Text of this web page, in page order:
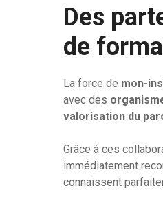
Des
de
La force de mon-
avec des
valorisation du
Grâce à ces
immédiatement
connaissent